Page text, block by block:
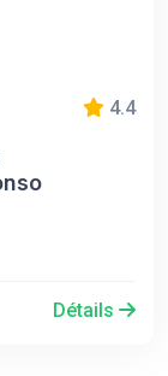
4.4
Détails